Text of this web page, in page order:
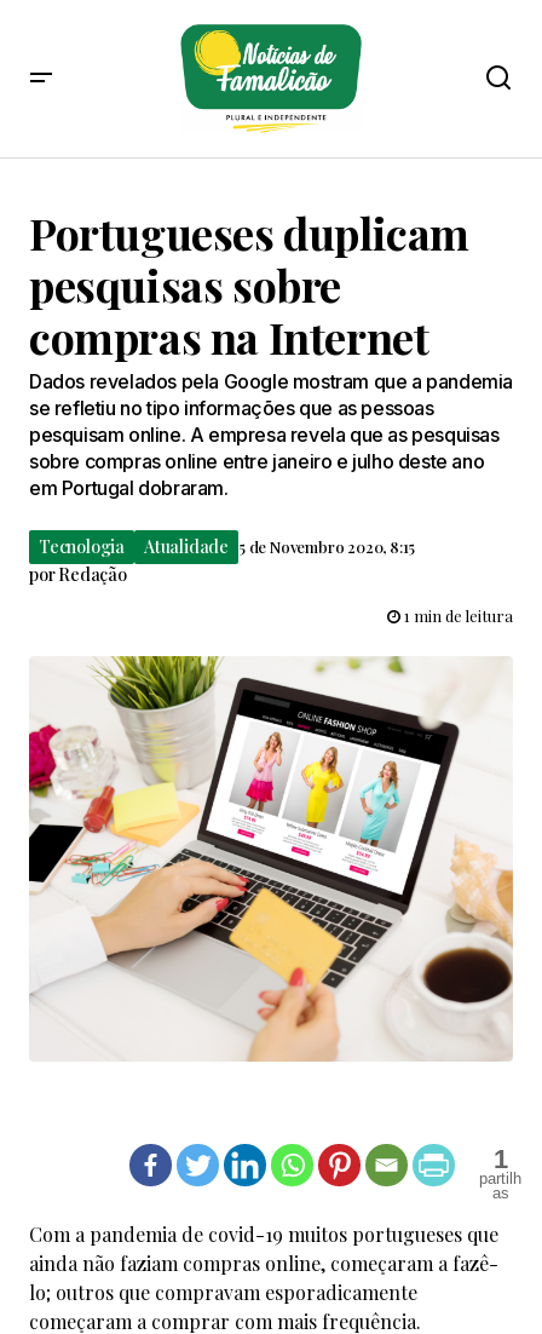
Portugueses duplicam
pesquisas sobre
compras na Internet
Dados revelados pela Google mostram que a pandemia
se refletiu no tipo informações que as pessoas
pesquisam online. A empresa revela que as pesquisas
sobre compras online entre janeiro e julho deste ano
em Portugal dobraram.
Tecnologia Atualidade 5 de Novembro 2020, 8:15
porRedação
1 min de leitura
1
Com a pandemia de covid-19 muitos portugueses que
ainda não faziam compras online, começaram a fazê-
lo; outros que compravam esporadicamente
começaram a comprar com mais frequência.